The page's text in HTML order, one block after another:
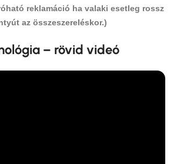
reklamáció ha valaki esetleg rossz
az összeszereléskor.)
– rövid videó